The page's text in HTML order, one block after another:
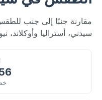
مقارنة جنبًا إلى جنب
سيدني، أستراليا وأوكلاند،
km